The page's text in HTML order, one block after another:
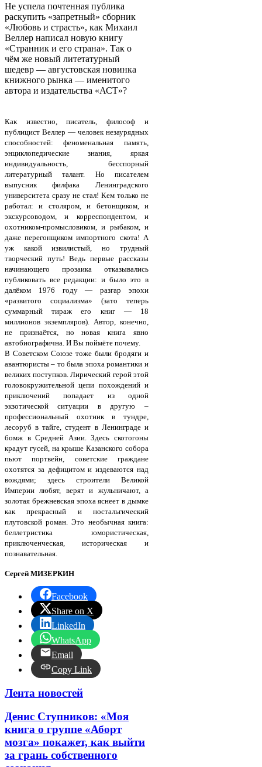
Не успела почтенная публика
раскупить «запретный» сборник
«Любовь и страсть», как Михаил
Веллер написал новую книгу
«Странник и его страна». Так о
чём же новый литетатурный
шедевр — августовская новинка
книжного рынка — именитого
автора и издательства «АСТ»?
Как известно, писатель, философ и
публицист Веллер — человек незаурядных
способностей: феноменальная память,
энциклопедические знания, яркая
индивидуальность, бесспорный
литературный талант. Но писателем
выпусник филфака Ленинградского
университета сразу не стал! Кем только не
работал: и столяром, и бетонщиком, и
экскурсоводом, и корреспондентом, и
охотником-промысловиком, и рыбаком, и
даже перегонщиком импортного скота! А
уж какой извилистый, но трудный
творческий путь! Ведь первые рассказы
начинающего прозаика отказывались
публиковать все редакции: и было это в
далёком 1976 году — разгар эпохи
«развитого социализма» (зато теперь
суммарный тираж его книг — 18
миллионов экземпляров). Автор, конечно,
не признаётся, но новая книга явно
автобиографична. И Вы поймёте почему.
В Советском Союзе тоже были бродяги и
авантюристы – то была эпоха романтики и
великих поступков. Лирический герой этой
головокружительной цепи похождений и
приключений попадает из одной
экзотической ситуации в другую –
профессиональный охотник в тундре,
лесоруб в тайге, студент в Ленинграде и
бомж в Средней Азии. Здесь скотогоны
крадут гусей, на крыше Казанского собора
пьют портвейн, советские граждане
охотятся за дефицитом и издеваются над
вождями; здесь строители Великой
Империи любят, верят и жульничают, а
золотая брежневская эпоха яснеет в дымке
как прекрасный и ностальгический
плутовской роман. Это необычная книга:
беллетристика юмористическая,
приключенческая, историческая и
познавательная.
Сергей МИЗЕРКИН
Facebook
Share on X
LinkedIn
WhatsApp
Email
Copy Link
Лента новостей
Денис Ступников: «Моя
книга о группе «Аборт
мозга» покажет, как выйти
за грань собственного